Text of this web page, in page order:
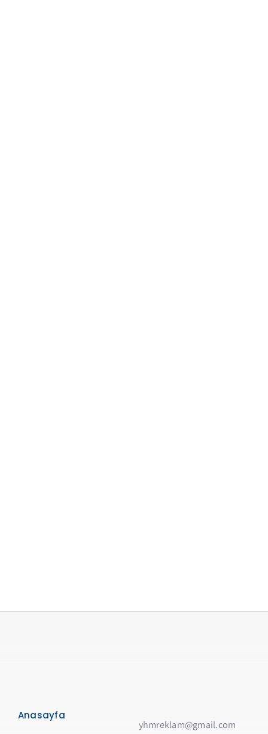
Anasayfa
yhmreklam@gmail.com